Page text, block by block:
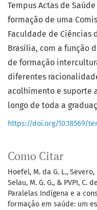
Como Citar
Hoefel, M. da G. L., Severo,
Selau, M. G. G., & PVPI, C.
Paralelas Indígena e a
formação em saúde: um
Tempus Actas de
formação de uma
Faculdade de Ciências
Brasília, com a função
de formação
diferentes
acolhimento e suporte
longo de toda a
https://doi.org/10.18569/